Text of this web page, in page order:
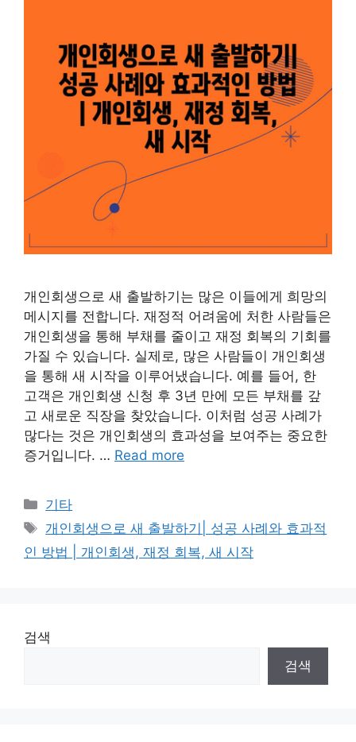
개인회생으로 새 출발하기는 많은 이들에게 희망의
메시지를 전합니다. 재정적 어려움에 처한 사람들은
개인회생을 통해 부채를 줄이고 재정 회복의 기회를
가질 수 있습니다. 실제로, 많은 사람들이 개인회생
을 통해 새 시작을 이루어냈습니다. 예를 들어, 한
고객은 개인회생 신청 후 3년 만에 모든 부채를 갚
고 새로운 직장을 찾았습니다. 이처럼 성공 사례가
많다는 것은 개인회생의 효과성을 보여주는 중요한
증거입니다. … Read more
Categories
기타
Tags
개인회생으로 새 출발하기| 성공 사례와 효과적
인 방법 | 개인회생, 재정 회복, 새 시작
검색
검색